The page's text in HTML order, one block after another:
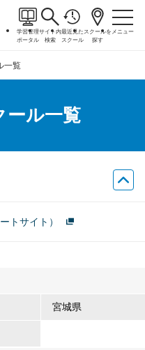
学習管理
ポータル
サイト内
検索
最近見た
スクール
スクールを
探す
メニュー
一覧
ール一覧
トサイト）
宮城県